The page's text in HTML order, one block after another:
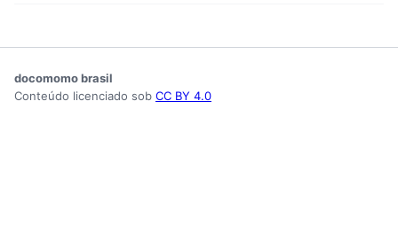
docomomo brasil
Conteúdo licenciado sob CC BY 4.0